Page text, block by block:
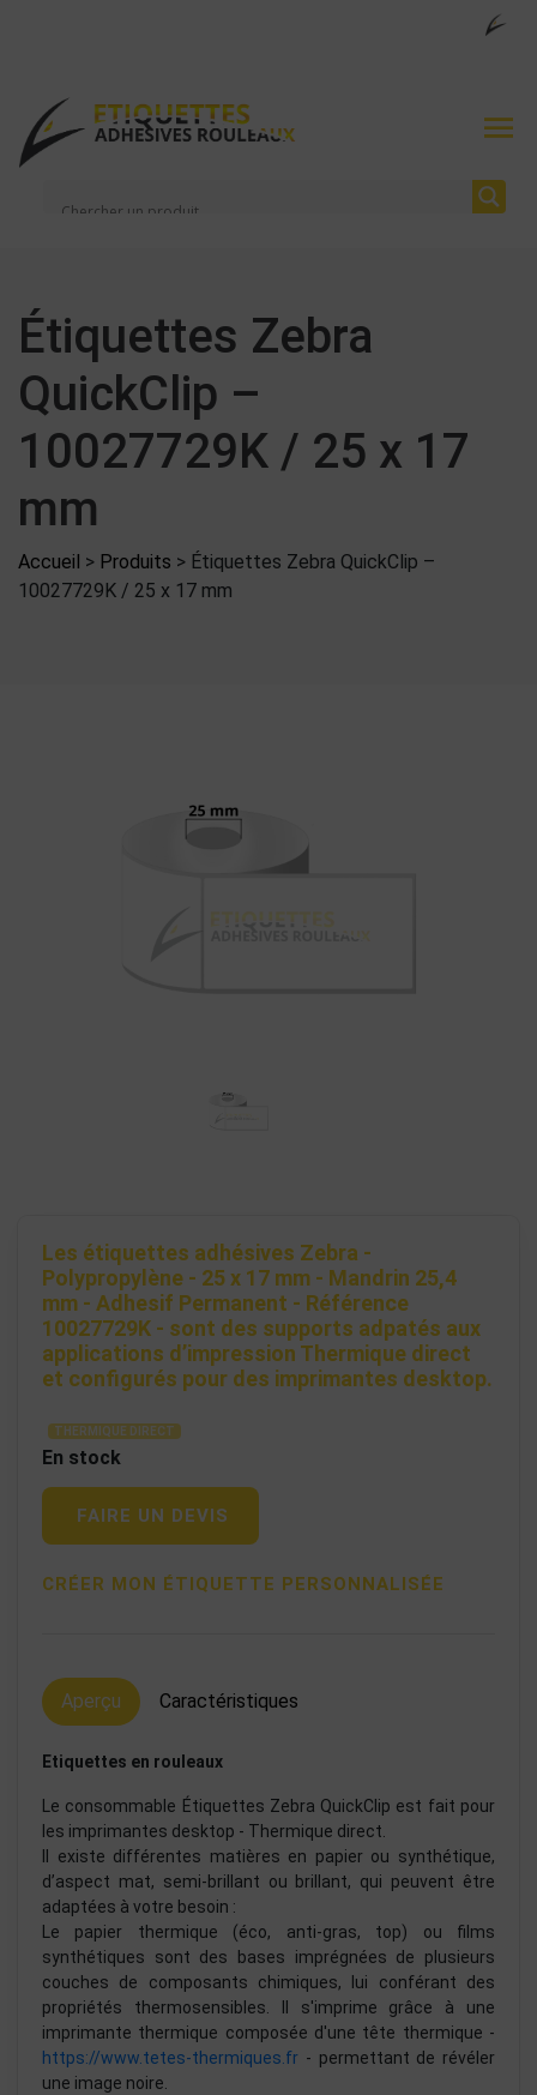
Étiquettes Zebra
QuickClip –
10027729K / 25 x 17
mm
Accueil > Produits > Étiquettes Zebra QuickClip –
10027729K / 25 x 17 mm
Les étiquettes adhésives Zebra -
Polypropylène - 25 x 17 mm - Mandrin 25,4
mm - Adhesif Permanent - Référence
10027729K - sont des supports adpatés aux
applications d’impression Thermique direct
et configurés pour des imprimantes desktop.
THERMIQUE DIRECT
En stock
FAIRE UN DEVIS
CRÉER MON ÉTIQUETTE PERSONNALISÉE
Aperçu Caractéristiques
Etiquettes en rouleaux
Le consommable Étiquettes Zebra QuickClip est fait pour
les imprimantes desktop - Thermique direct.
Il existe différentes matières en papier ou synthétique,
d’aspect mat, semi-brillant ou brillant, qui peuvent être
adaptées à votre besoin :
Le papier thermique (éco, anti-gras, top) ou films
synthétiques sont des bases imprégnées de plusieurs
couches de composants chimiques, lui conférant des
propriétés thermosensibles. Il s'imprime grâce à une
imprimante thermique composée d'une tête thermique -
https://www.tetes-thermiques.fr - permettant de révéler
une image noire.